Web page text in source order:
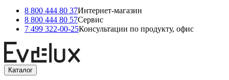
8 800 444 80 37Интернет-магазин
8 800 444 80 57Сервис
7 499 322-00-25Консультации по продукту, офис
Каталог